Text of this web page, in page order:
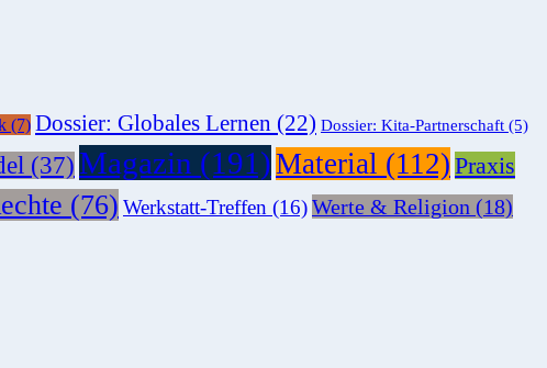
(7) Dossier: Globales Lernen (22) Dossier: Kita-Partnerschaft (5)
(37) Magazin (191)Material (112) Praxis
(76) Werkstatt-Treffen (16)Werte & Religion (18)